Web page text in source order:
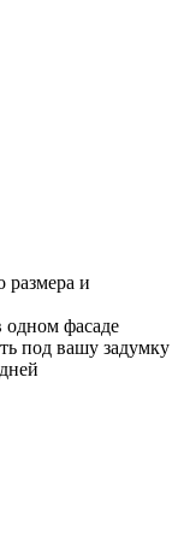
размера и
одном фасаде
под вашу задумку